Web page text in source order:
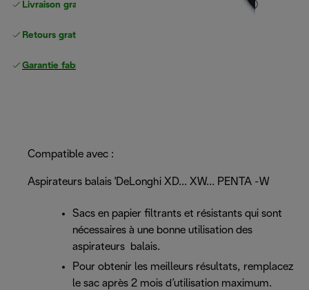
Livraison gratuite standard
Retours gratuits
Garantie fabricant complète
Compatible avec :
Aspirateurs balais 'DeLonghi XD... XW... PENTA -W
Sacs en papier filtrants et résistants qui sont
nécessaires à une bonne utilisation des
aspirateurs balais.
Pour obtenir les meilleurs résultats, remplacez
le sac après 2 mois d’utilisation maximum.